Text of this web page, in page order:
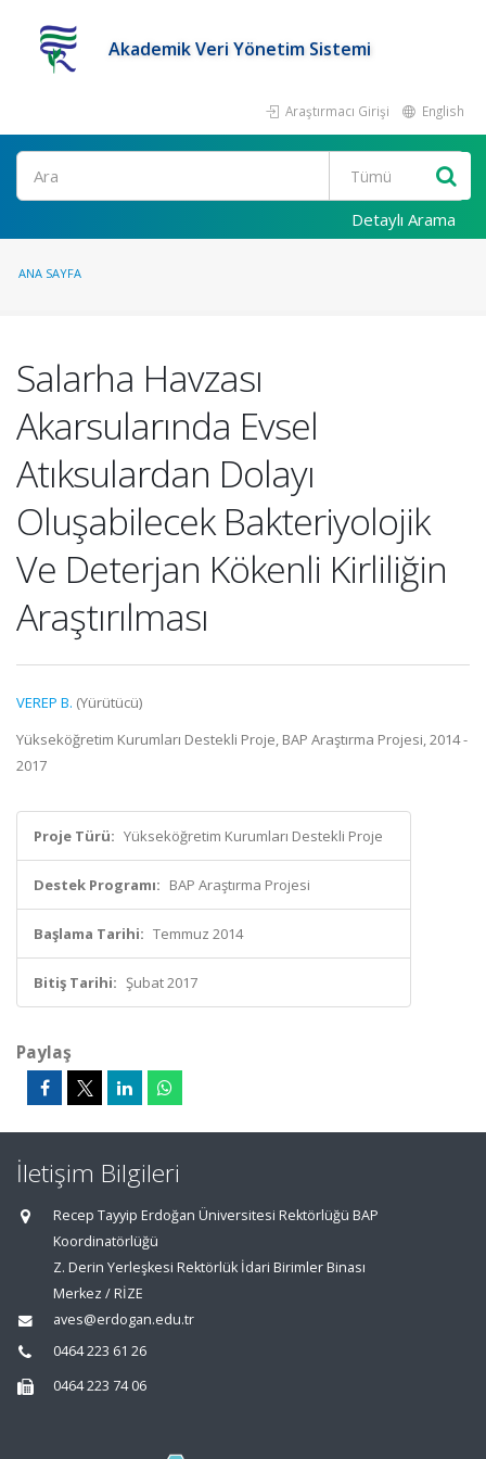
Akademik Veri Yönetim Sistemi
Araştırmacı Girişi English
Ara
Detaylı Arama
ANA SAYFA
Salarha Havzası
Akarsularında Evsel
Atıksulardan Dolayı
Oluşabilecek Bakteriyolojik
Ve Deterjan Kökenli Kirliliğin
Araştırılması
VEREP B. (Yürütücü)
Yükseköğretim Kurumları Destekli Proje, BAP Araştırma Projesi, 2014 -
2017
Proje Türü: Yükseköğretim Kurumları Destekli Proje
Destek Programı: BAP Araştırma Projesi
Başlama Tarihi: Temmuz 2014
Bitiş Tarihi: Şubat 2017
Paylaş
İletişim Bilgileri
Recep Tayyip Erdoğan Üniversitesi Rektörlüğü BAP
Koordinatörlüğü
Z. Derin Yerleşkesi Rektörlük İdari Birimler Binası
Merkez / RİZE
aves@erdogan.edu.tr
0464 223 61 26
0464 223 74 06